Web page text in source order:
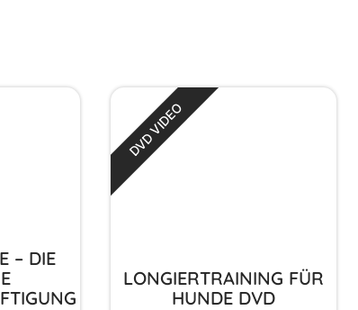
– DIE
LONGIERTRAINING FÜR
HUNDE DVD
DVD VIDEO